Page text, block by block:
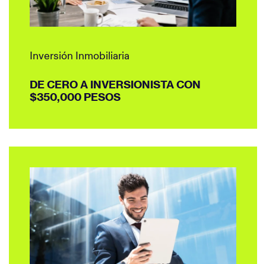
Inversión Inmobiliaria
DE CERO A INVERSIONISTA CON
$350,000 PESOS